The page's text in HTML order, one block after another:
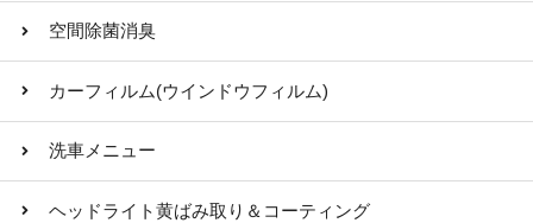
空間除菌消臭
カーフィルム(ウインドウフィルム)
洗車メニュー
ヘッドライト黄ばみ取り＆コーティング